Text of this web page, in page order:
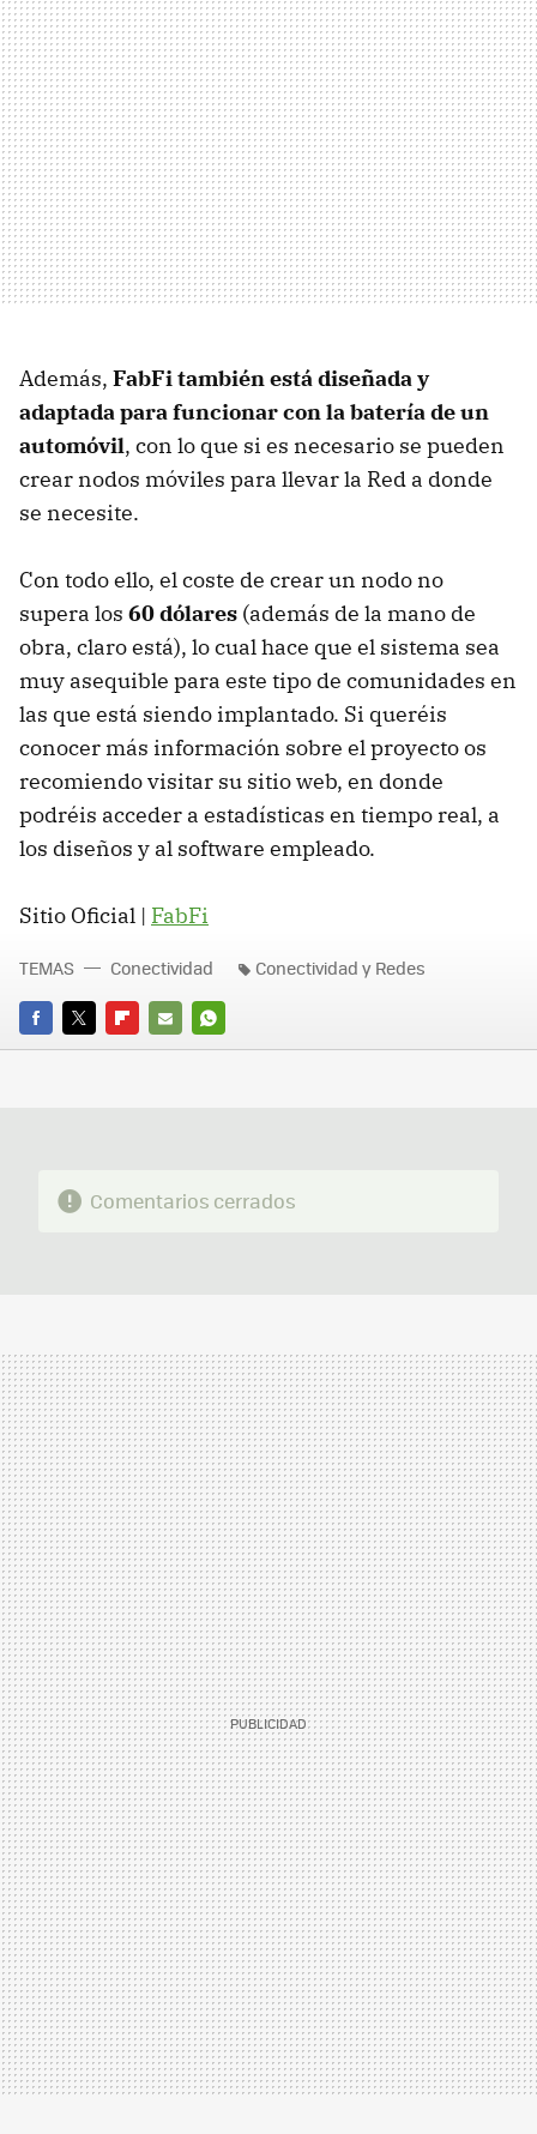
Además, FabFi también está diseñada y
adaptada para funcionar con la batería de un
automóvil, con lo que si es necesario se pueden
crear nodos móviles para llevar la Red a donde
se necesite.
Con todo ello, el coste de crear un nodo no
supera los 60 dólares (además de la mano de
obra, claro está), lo cual hace que el sistema sea
muy asequible para este tipo de comunidades en
las que está siendo implantado. Si queréis
conocer más información sobre el proyecto os
recomiendo visitar su sitio web, en donde
podréis acceder a estadísticas en tiempo real, a
los diseños y al software empleado.
Sitio Oficial | FabFi
FACEBOOK
TWITTERFLIPBOARD
E-
WHATSAPP
TEMAS Conectividad Conectividad y Redes
Comentarios cerrados